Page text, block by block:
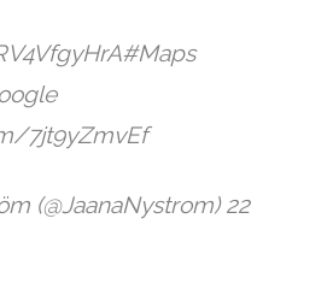
7jt9yZmvEf
(@JaanaNystrom) 22